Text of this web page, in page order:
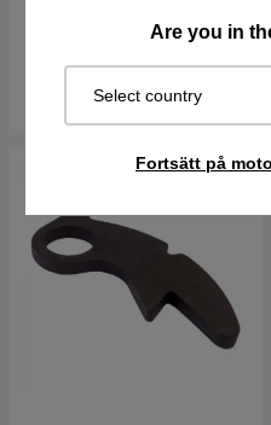
Are you in
Select country
Fortsätt på
Köp